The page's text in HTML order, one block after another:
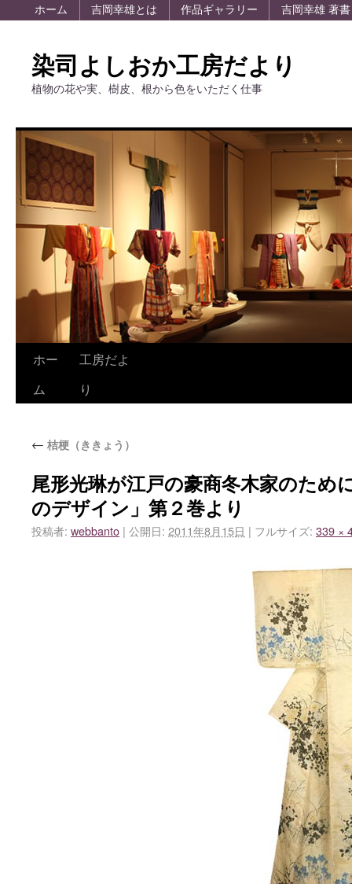
ホーム 吉岡幸雄とは 作品ギャラリー 吉岡幸雄 著書
染司よしおか工房だより
植物の花や実、樹皮、根から色をいただく仕事
ホー
ム
工房だよ
り
← 桔梗（ききょう）
尾形光琳が江戸の豪商冬木家のため
のデザイン」第２巻より
投稿者: webbanto | 公開日: 2011年8月15日 | フルサイズ: 339 ×